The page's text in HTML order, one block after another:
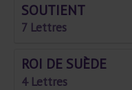
SOUTIENT
7 Lettres
ROI DE SUÈDE
4 Lettres